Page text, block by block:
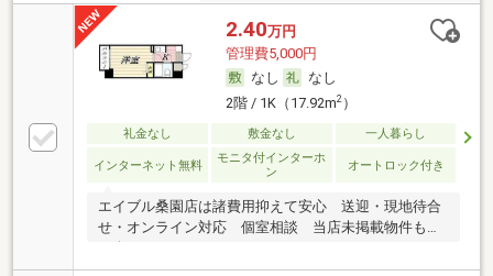
2.40万円
管理費5,000円
なし
なし
2階 / 1K（17.92m2）
礼金なし 敷金なし 一人暮らし
インターネット無料
モニタ付インターホ
ン
オートロック付き
エイブル桑園店は諸費用抑えて安心 送迎・現地待合
せ・オンライン対応 個室相談 当店未掲載物件もご